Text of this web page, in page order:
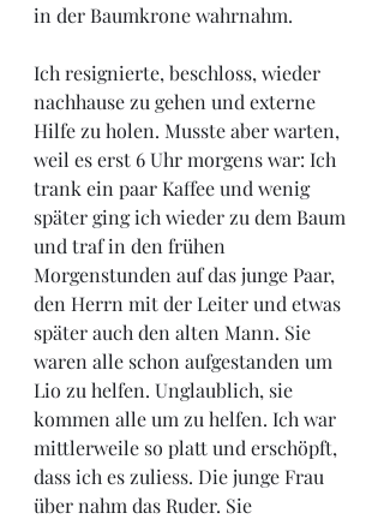
in der Baumkrone wahrnahm.
Ich resignierte, beschloss, wieder
nachhause zu gehen und externe
Hilfe zu holen. Musste aber warten,
weil es erst 6 Uhr morgens war: Ich
trank ein paar Kaffee und wenig
später ging ich wieder zu dem Baum
und traf in den frühen
Morgenstunden auf das junge Paar,
den Herrn mit der Leiter und etwas
später auch den alten Mann. Sie
waren alle schon aufgestanden um
Lio zu helfen. Unglaublich, sie
kommen alle um zu helfen. Ich war
mittlerweile so platt und erschöpft,
dass ich es zuliess. Die junge Frau
über nahm das Ruder. Sie